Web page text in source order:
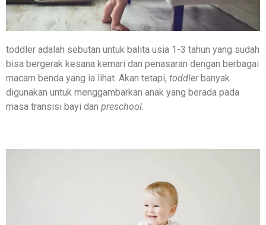
toddler adalah sebutan untuk balita usia 1-3 tahun yang sudah
bisa bergerak kesana kemari dan penasaran dengan berbagai
macam benda yang ia lihat. Akan tetapi, toddlerbanyak
digunakan untuk menggambarkan anak yang berada pada
masa transisi bayi dan preschool.